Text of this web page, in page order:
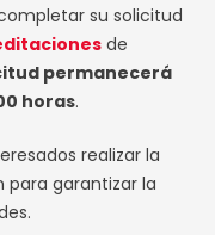
su solicitud
de
permanecerá
horas.
realizar la
garantizar la